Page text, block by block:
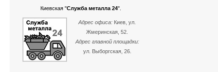
Киевская "Служба металла 24".
Адрес офиса: Киев, ул.
Жмеринская, 52.
Адрес главной площадки:
ул. Выборгская, 26.